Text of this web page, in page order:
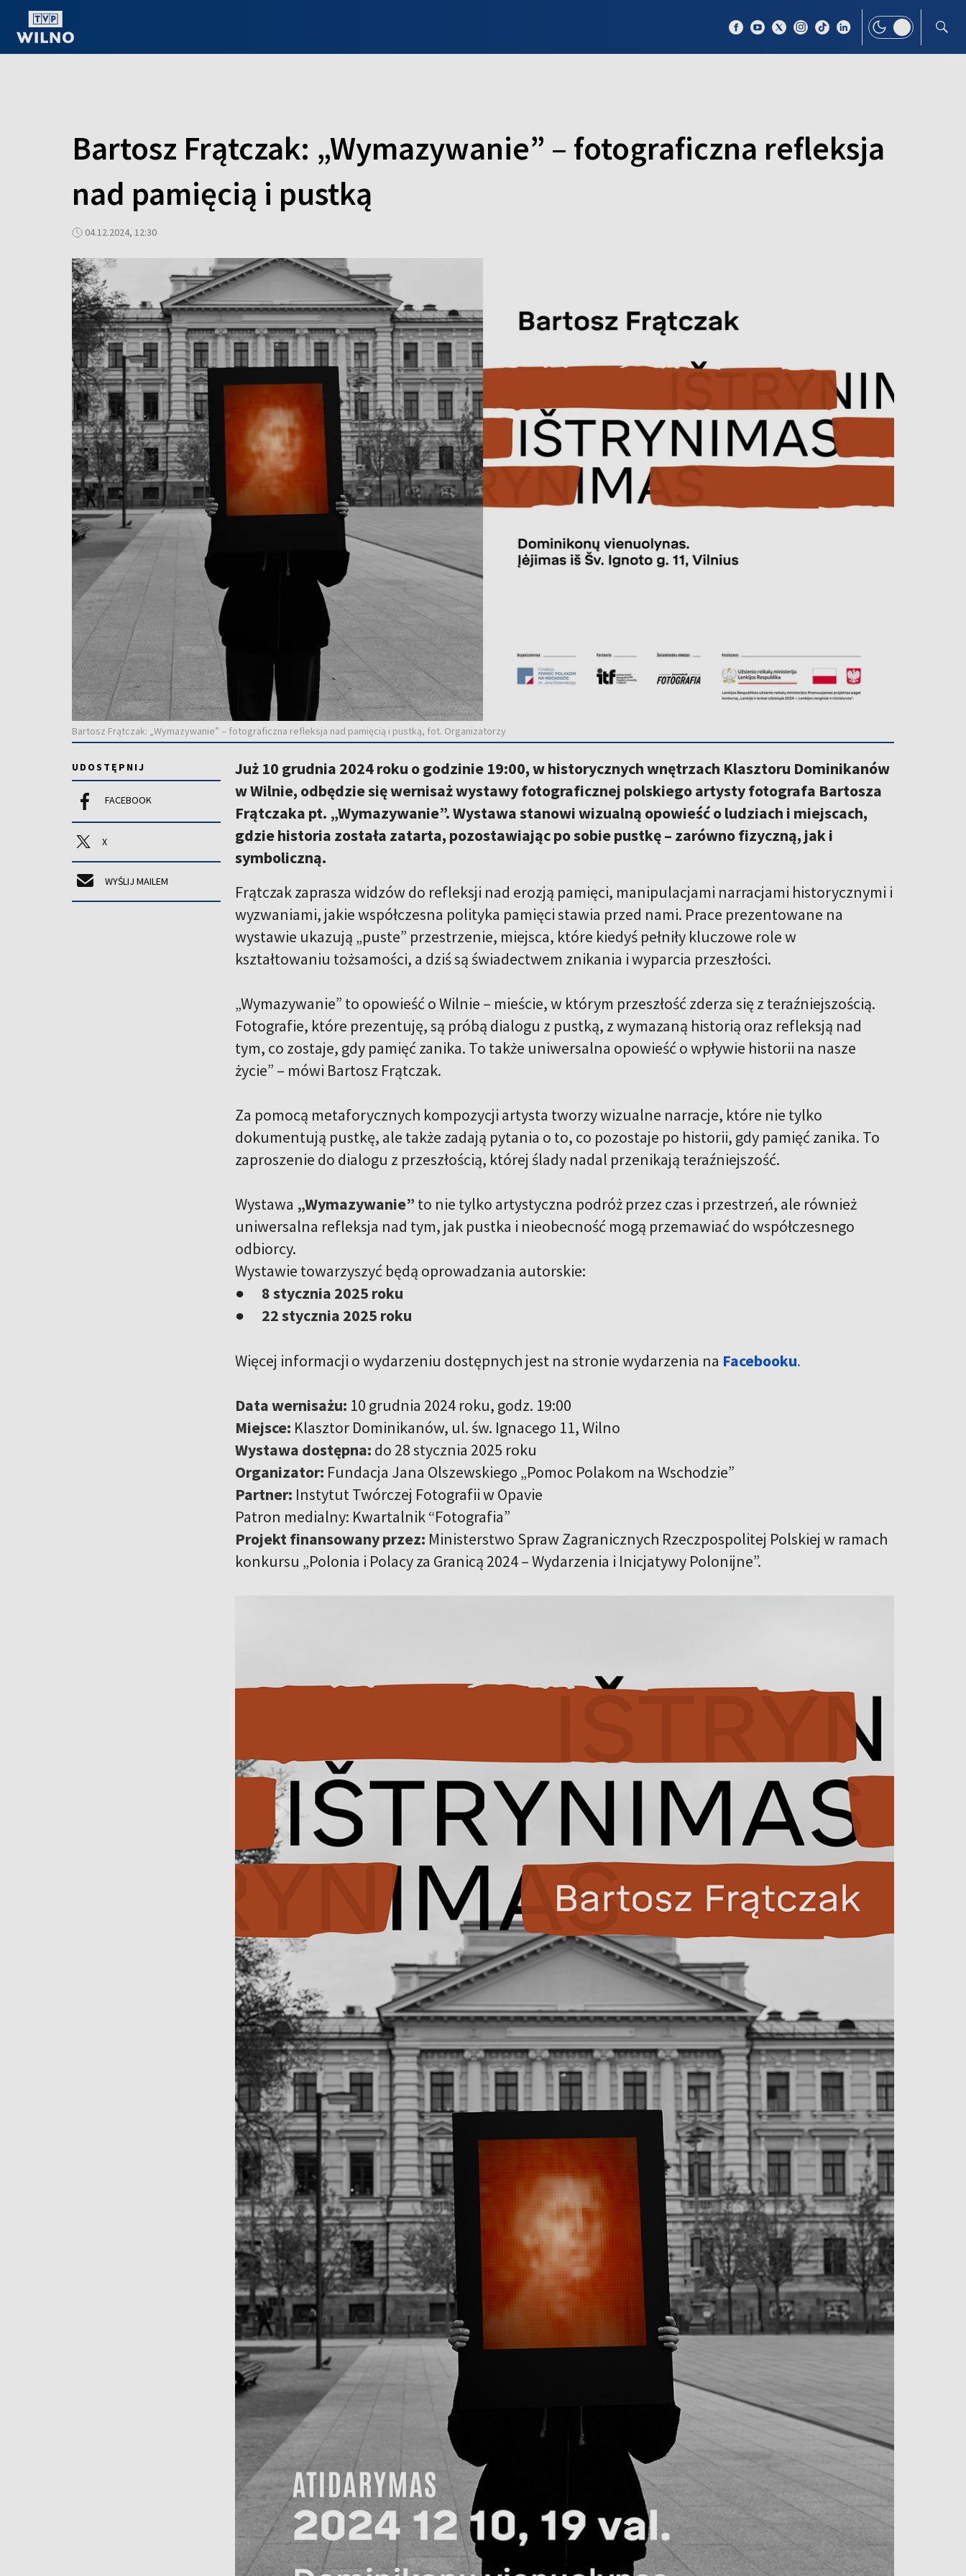
Bartosz Frątczak: „Wymazywanie” – fotograficzna refleksja
nad pamięcią i pustką
04.12.2024, 12:30
Bartosz Frątczak: „Wymazywanie” – fotograficzna refleksja nad pamięcią i pustką, fot. Organizatorzy
UDOSTĘPNIJ
FACEBOOK
X
WYŚLIJ MAILEM
Już 10 grudnia 2024 roku o godzinie 19:00, w historycznych wnętrzach Klasztoru Dominikanów
w Wilnie, odbędzie się wernisaż wystawy fotograficznej polskiego artysty fotografa Bartosza
Frątczaka pt. „Wymazywanie”. Wystawa stanowi wizualną opowieść o ludziach i miejscach,
gdzie historia została zatarta, pozostawiając po sobie pustkę – zarówno fizyczną, jak i
symboliczną.
Frątczak zaprasza widzów do refleksji nad erozją pamięci, manipulacjami narracjami historycznymi i
wyzwaniami, jakie współczesna polityka pamięci stawia przed nami. Prace prezentowane na
wystawie ukazują „puste” przestrzenie, miejsca, które kiedyś pełniły kluczowe role w
kształtowaniu tożsamości, a dziś są świadectwem znikania i wyparcia przeszłości.
„Wymazywanie” to opowieść o Wilnie – mieście, w którym przeszłość zderza się z teraźniejszością.
Fotografie, które prezentuję, są próbą dialogu z pustką, z wymazaną historią oraz refleksją nad
tym, co zostaje, gdy pamięć zanika. To także uniwersalna opowieść o wpływie historii na nasze
życie” – mówi Bartosz Frątczak.
Za pomocą metaforycznych kompozycji artysta tworzy wizualne narracje, które nie tylko
dokumentują pustkę, ale także zadają pytania o to, co pozostaje po historii, gdy pamięć zanika. To
zaproszenie do dialogu z przeszłością, której ślady nadal przenikają teraźniejszość.
Wystawa „Wymazywanie” to nie tylko artystyczna podróż przez czas i przestrzeń, ale również
uniwersalna refleksja nad tym, jak pustka i nieobecność mogą przemawiać do współczesnego
odbiorcy.
Wystawie towarzyszyć będą oprowadzania autorskie:
● 8 stycznia 2025 roku
● 22 stycznia 2025 roku
Więcej informacji o wydarzeniu dostępnych jest na stronie wydarzenia na Facebooku.
Data wernisażu: 10 grudnia 2024 roku, godz. 19:00
Miejsce: Klasztor Dominikanów, ul. św. Ignacego 11, Wilno
Wystawa dostępna: do 28 stycznia 2025 roku
Organizator: Fundacja Jana Olszewskiego „Pomoc Polakom na Wschodzie”
Partner: Instytut Twórczej Fotografii w Opavie
Patron medialny: Kwartalnik “Fotografia”
Projekt finansowany przez: Ministerstwo Spraw Zagranicznych Rzeczpospolitej Polskiej w ramach
konkursu „Polonia i Polacy za Granicą 2024 – Wydarzenia i Inicjatywy Polonijne”.